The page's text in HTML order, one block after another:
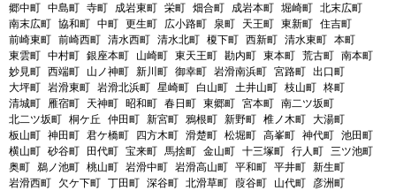
郷中町 中島町 寺町 成岩東町 栄町 畑合町 成岩本町 堀崎町 北末広町
南末広町 協和町 中町 更生町 広小路町 泉町 天王町 東新町 住吉町
前崎東町 前崎西町 清水西町 清水北町 榎下町 西新町 清水東町 本町
東雲町 中村町 銀座本町 山崎町 東天王町 勘内町 東本町 荒古町 南本町
妙見町 西端町 山ノ神町 新川町 御幸町 岩滑南浜町 宮路町 出口町
大坪町 岩滑東町 岩滑北浜町 星崎町 白山町 土井山町 枝山町 柊町
清城町
雁宿町 天神町 昭和町 春日町 東郷町 宮本町 南二ツ坂町
北二ツ坂町 桐ケ丘 仲田町 新宮町 鴉根町 新野町 椎ノ木町 大湯町
板山町 神田町 君ケ橋町 四方木町 滑楚町 松堀町 高峯町 神代町 池田町
横山町 砂谷町 田代町 宝来町 馬捨町 金山町 十三塚町 行人町 三ツ池町
奥町 鵜ノ池町 桃山町 岩滑中町 岩滑高山町 平和町 平井町 新生町
岩滑西町
欠ケ下町 丁田町 深谷町 北滑草町 葭谷町 山代町
彦洲町